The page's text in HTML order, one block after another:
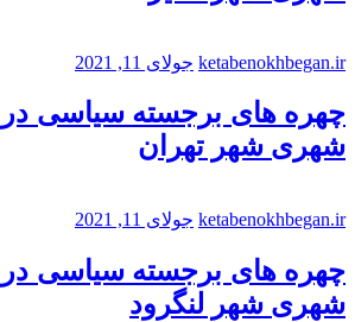
ketabenokhbegan.ir جولای 11, 2021
چهره های برجسته سیاسی
شهری شهر تهران
ketabenokhbegan.ir جولای 11, 2021
چهره های برجسته سیاسی
شهری شهر لنگرود